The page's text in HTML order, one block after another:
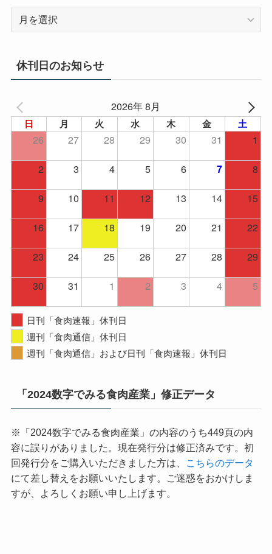
イ
ブ
休刊日のお知らせ
2026年 8月
日 月 火 水 木 金 土
26 27 28 29 30 31
1
2
3 4 5 6 7
8
9
10 11 12 13 14
15
16
17 18 19 20 21
22
23
24 25 26 27 28
29
30
31 1 2 3 4 5
日刊「食肉速報」休刊日
週刊「食肉通信」休刊日
週刊「食肉通信」および日刊「食肉速報」休刊日
「2024数字でみる食肉産業」修正データ
※「2024数字でみる食肉産業」の内容のうち449頁の内
容に誤りがありました。現在発行分は修正済みです。初
回発行分をご購入いただきました方は、
こちらのデータ
にて差し替えをお願いいたします。ご迷惑をおかけしま
すが、よろしくお願い申し上げます。